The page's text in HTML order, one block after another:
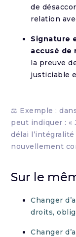
de
relation
Signature
accusé de
la preuve
justiciable
⚖️ Exemple :
peut indiquer : «
délai
nouvellement
Sur le
Changer
droits,
Changer